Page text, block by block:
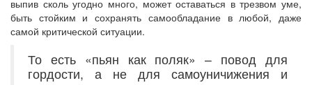
выпив сколь угодно много, может оставаться в трезвом уме,
быть стойким и сохранять самообладание в любой, даже
самой критической ситуации.
То есть «пьян как поляк» – повод для
гордости, а не для самоуничижения и